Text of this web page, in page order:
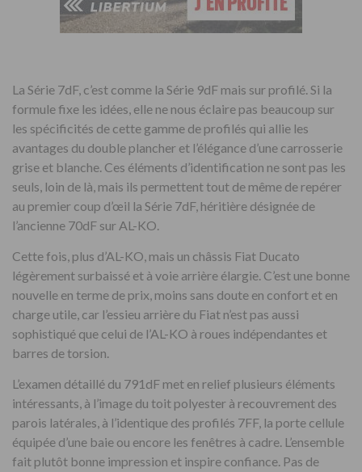
La Série 7dF, c’est comme la Série 9dF mais sur profilé. Si la
formule fixe les idées, elle ne nous éclaire pas beaucoup sur
les spécificités de cette gamme de profilés qui allie les
avantages du double plancher et l’élégance d’une carrosserie
grise et blanche. Ces éléments d’identification ne sont pas les
seuls, loin de là, mais ils permettent tout de même de repérer
au premier coup d’œil la Série 7dF, héritière désignée de
l’ancienne 70dF sur AL-KO.
Cette fois, plus d’AL-KO, mais un châssis Fiat Ducato
légèrement surbaissé et à voie arrière élargie. C’est une bonne
nouvelle en terme de prix, moins sans doute en confort et en
charge utile, car l’essieu arrière du Fiat n’est pas aussi
sophistiqué que celui de l’AL-KO à roues indépendantes et
barres de torsion.
L’examen détaillé du 791dF met en relief plusieurs éléments
intéressants, à l’image du toit polyester à recouvrement des
parois latérales, à l’identique des profilés 7FF, la porte cellule
équipée d’une baie ou encore les fenêtres à cadre. L’ensemble
fait plutôt bonne impression et inspire confiance. Pas de